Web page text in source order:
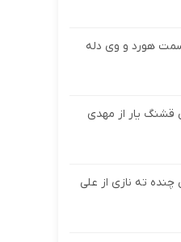
هورد و وی دله
قشنگ یار از مهدی
ته نازی از علی